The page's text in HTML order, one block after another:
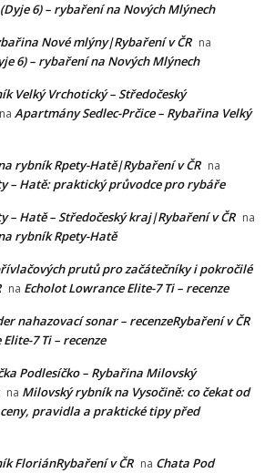
6) – rybaření na Nových Mlýnech
Nové mlýny|Rybaření v ČR na
6) – rybaření na Nových Mlýnech
Velký Vrchotický – Středočeský
na Apartmány Sedlec-Prčice – Rybařina Velký
rybník Rpety-Hatě|Rybaření v ČR na
– Hatě: praktický průvodce pro rybáře
– Hatě – Středočeský kraj|Rybaření v ČR na
rybník Rpety-Hatě
prutů pro začátečníky i pokročilé
na Echolot Lowrance Elite-7 Ti – recenze
nahazovací sonar – recenzeRybaření v ČR
7 Ti – recenze
Podlesíčko – Rybařina Milovský
na Milovský rybník na Vysočině: co čekat od
pravidla a praktické tipy před
FloriánRybaření v ČR na Chata Pod